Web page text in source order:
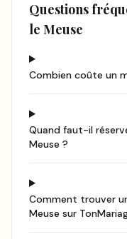
Questions
le Meuse
Combien coûte un
Quand faut-il
Meuse ?
Comment trouver
Meuse sur